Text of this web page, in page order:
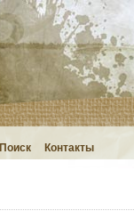
Поиск Контакты